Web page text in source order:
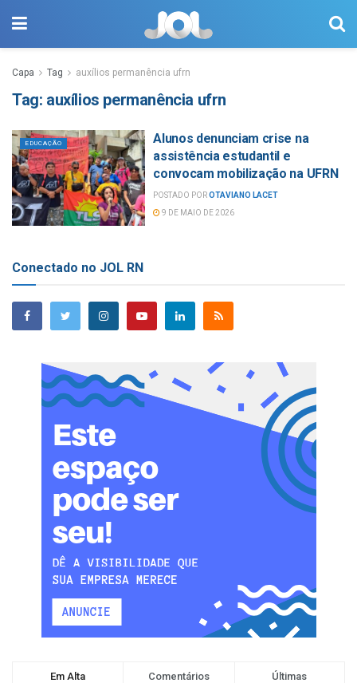
Capa Tag auxílios permanência ufrn
Tag: auxílios permanência ufrn
EDUCAÇÃO
Alunos denunciam crise na
assistência estudantil e
convocam mobilização na UFRN
POSTADO POROTAVIANO LACET
9 DE MAIO DE 2026
Conectado no JOL RN
Em Alta Comentários Últimas